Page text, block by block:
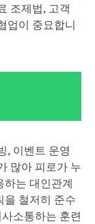
조제법, 고객
업이 중요합니
, 이벤트 운영
많아 피로가 누
는 대인관계
을 철저히 준수
소통하는 훈련